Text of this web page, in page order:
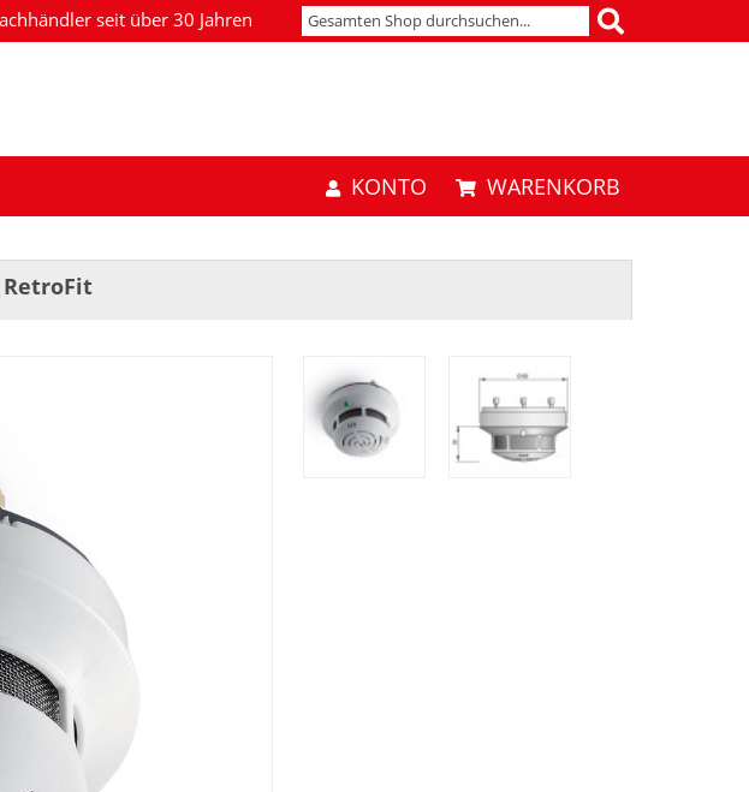
seit über 30 Jahren
KONTO WARENKORB
RetroFit